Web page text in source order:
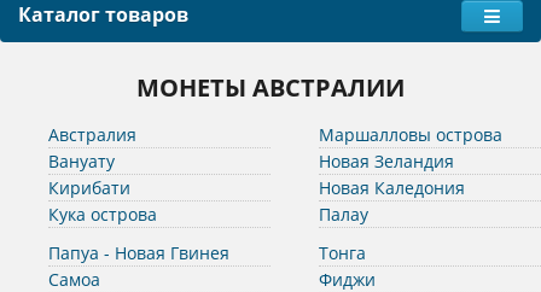
Каталог товаров
МОНЕТЫ АВСТРАЛИИ
Австралия
Вануату
Кирибати
Кука острова
Маршалловы острова
Новая Зеландия
Новая Каледония
Палау
Папуа - Новая Гвинея
Самоа
Тонга
Фиджи